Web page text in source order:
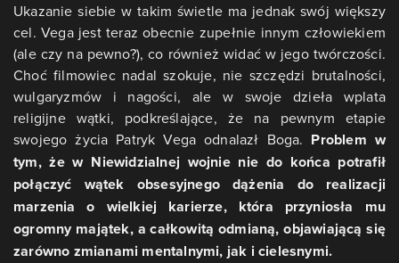
Ukazanie siebie w takim świetle ma jednak swój większy
cel. Vega jest teraz obecnie zupełnie innym człowiekiem
(ale czy na pewno?), co również widać w jego twórczości.
Choć filmowiec nadal szokuje, nie szczędzi brutalności,
wulgaryzmów i nagości, ale w swoje dzieła wplata
religijne wątki, podkreślające, że na pewnym etapie
swojego życia Patryk Vega odnalazł Boga. Problem w
tym, że w Niewidzialnej wojnie nie do końca potrafił
połączyć wątek obsesyjnego dążenia do realizacji
marzenia o wielkiej karierze, która przyniosła mu
ogromny majątek, a całkowitą odmianą, objawiającą się
zarówno zmianami mentalnymi, jak i cielesnymi.